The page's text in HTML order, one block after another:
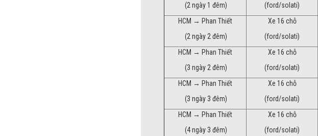
(2 ngày 1 đêm)
(ford/solati)
HCM → Phan Thiết
(2 ngày 2 đêm)
Xe 16 chỗ
(ford/solati)
HCM → Phan Thiết
(3 ngày 2 đêm)
Xe 16 chỗ
(ford/solati)
HCM → Phan Thiết
(3 ngày 3 đêm)
Xe 16 chỗ
(ford/solati)
HCM → Phan Thiết
(4 ngày 3 đêm)
Xe 16 chỗ
(ford/solati)